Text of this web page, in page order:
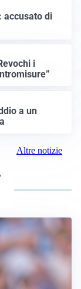
accusato di
i
a un
Altre notizie